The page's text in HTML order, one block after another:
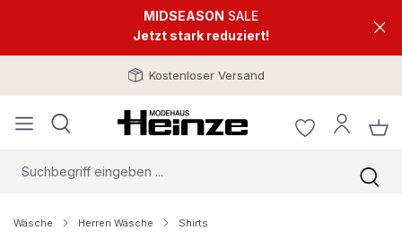
MIDSEASON SALE
Jetzt stark reduziert!
Kostenloser Versand
Wäsche Herren Wäsche Shirts